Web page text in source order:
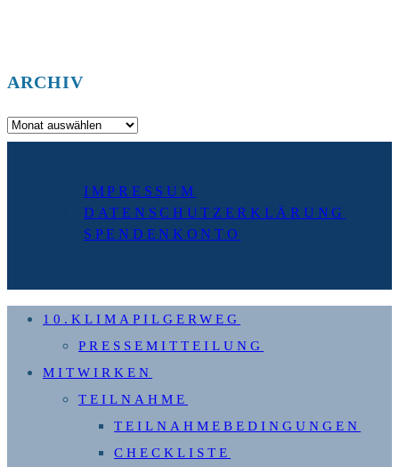
ARCHIV
Archiv
IMPRESSUM
DATENSCHUTZERKLÄRUNG
SPENDENKONTO
10.KLIMAPILGERWEG
PRESSEMITTEILUNG
MITWIRKEN
TEILNAHME
TEILNAHMEBEDINGUNGEN
CHECKLISTE